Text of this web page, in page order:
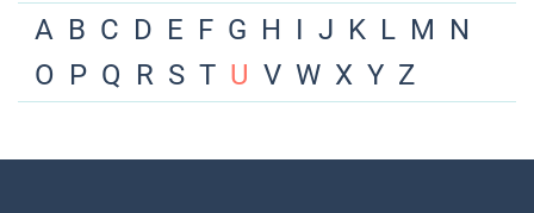
A B C D E F G H I J K L M N
O P Q R S T U V W X Y Z